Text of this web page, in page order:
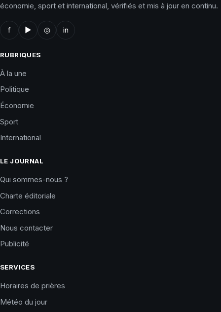
économie, sport et international, vérifiés et mis à jour en continu.
f ▶ ◎ in
RUBRIQUES
À la une
Politique
Économie
Sport
International
LE JOURNAL
Qui sommes-nous ?
Charte éditoriale
Corrections
Nous contacter
Publicité
SERVICES
Horaires de prières
Météo du jour